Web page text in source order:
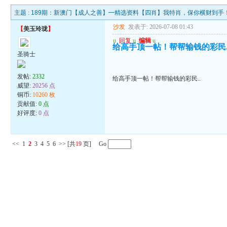
主题 : 189期：新澳门【成人之善】━精选资料【四肖】我特肖，保你横财到手
【美玉玲珑】
圣骑士
发帖:2332
威望:20256 点
铜币: 10260 枚
贡献值:0 点
好评度:0 点
沙发 发表于: 2026-07-08 01:43
u 回复 u 编辑 u
给高手顶一帖！帮帮输钱的彩
给高手顶一帖！帮帮输钱的彩民..
<< 1 2 3 4 5 6 >> [共19 页] Go